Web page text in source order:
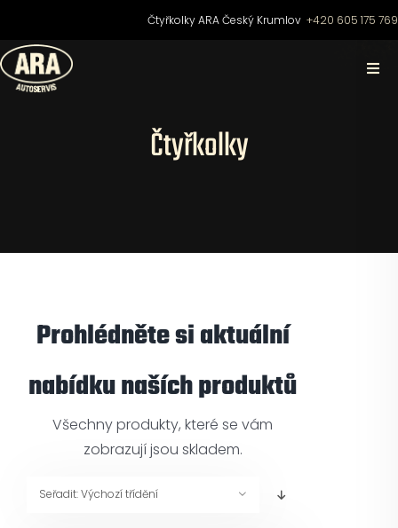
obsah
Čtyřkolky ARA Český Krumlov+420 605 175 769
Skútry
Čtyřkolky
Prohlédněte si aktuální
nabídku naších produktů
Všechny produkty, které se vám
zobrazují jsou skladem.
Seřadit:Výchozí třídění